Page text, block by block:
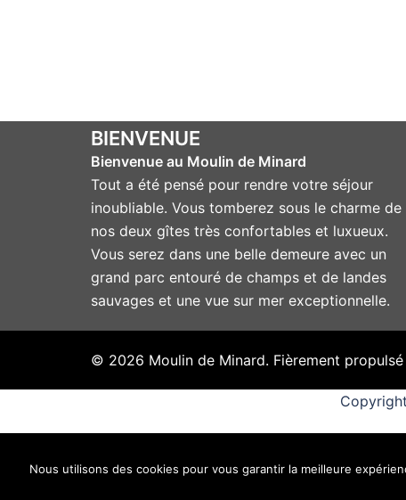
BIENVENUE
Bienvenue au Moulin de Minard
Tout a été pensé pour rendre votre séjour
inoubliable. Vous tomberez sous le charme de
nos deux gîtes très confortables et luxueux.
Vous serez dans une belle demeure avec un
grand parc entouré de champs et de landes
sauvages et une vue sur mer exceptionnelle.
© 2026 Moulin de Minard. Fièrement
Nous utilisons des cookies pour vous garantir la meilleure